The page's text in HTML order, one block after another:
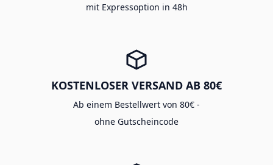
mit Expressoption in 48h
KOSTENLOSER VERSAND AB 80€
Ab einem Bestellwert von 80€ -
ohne Gutscheincode